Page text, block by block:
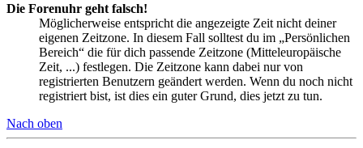
Die Forenuhr geht falsch!
Möglicherweise entspricht die angezeigte Zeit nicht deiner
eigenen Zeitzone. In diesem Fall solltest du im „Persönlichen
Bereich“ die für dich passende Zeitzone (Mitteleuropäische
Zeit, ...) festlegen. Die Zeitzone kann dabei nur von
registrierten Benutzern geändert werden. Wenn du noch nicht
registriert bist, ist dies ein guter Grund, dies jetzt zu tun.
Nach oben